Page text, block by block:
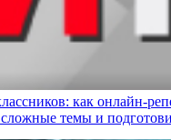
как онлайн-
темы и